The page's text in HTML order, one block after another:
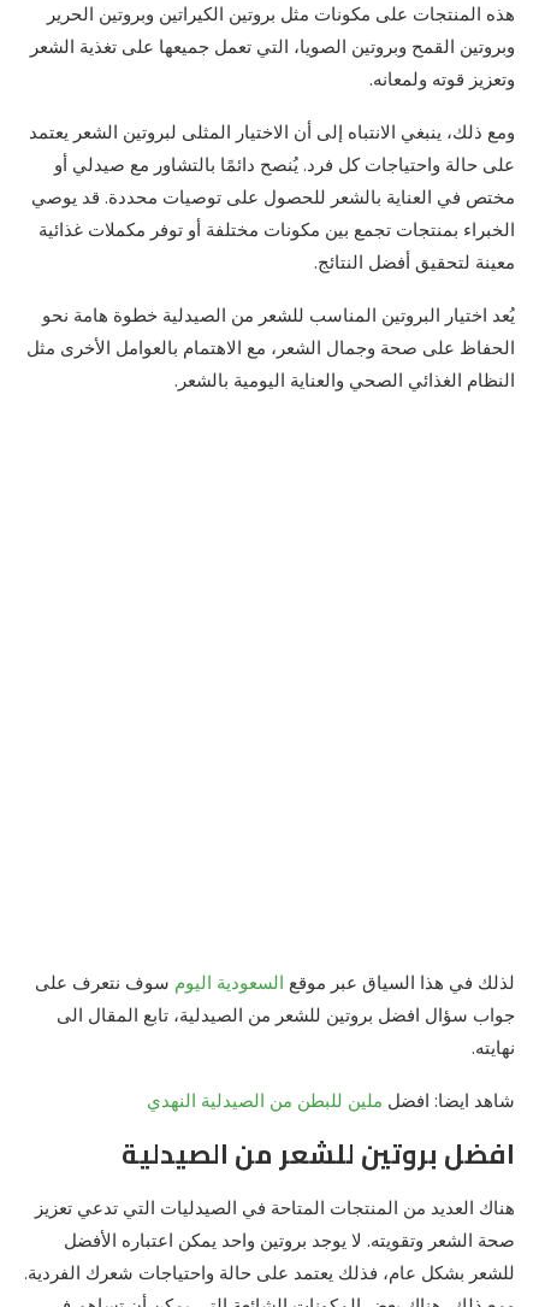
هذه المنتجات على مكونات مثل بروتين الكيراتين وبروتين الحرير
وبروتين القمح وبروتين الصويا، التي تعمل جميعها على تغذية الشعر
وتعزيز قوته ولمعانه.
ومع ذلك، ينبغي الانتباه إلى أن الاختيار المثلى لبروتين الشعر يعتمد
على حالة واحتياجات كل فرد. يُنصح دائمًا بالتشاور مع صيدلي أو
مختص في العناية بالشعر للحصول على توصيات محددة. قد يوصي
الخبراء بمنتجات تجمع بين مكونات مختلفة أو توفر مكملات غذائية
معينة لتحقيق أفضل النتائج.
يُعد اختيار البروتين المناسب للشعر من الصيدلية خطوة هامة نحو
الحفاظ على صحة وجمال الشعر، مع الاهتمام بالعوامل الأخرى مثل
النظام الغذائي الصحي والعناية اليومية بالشعر.
لذلك في هذا السياق عبر موقع السعودية اليوم سوف نتعرف على
جواب سؤال افضل بروتين للشعر من الصيدلية، تابع المقال الى
نهايته.
شاهد ايضا: افضل ملين للبطن من الصيدلية النهدي
افضل بروتين للشعر من الصيدلية
هناك العديد من المنتجات المتاحة في الصيدليات التي تدعي تعزيز
صحة الشعر وتقويته. لا يوجد بروتين واحد يمكن اعتباره الأفضل
للشعر بشكل عام، فذلك يعتمد على حالة واحتياجات شعرك الفردية.